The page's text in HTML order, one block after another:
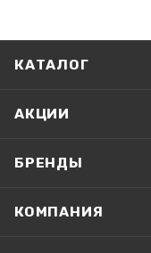
КАТАЛОГ
АКЦИИ
БРЕНДЫ
КОМПАНИЯ